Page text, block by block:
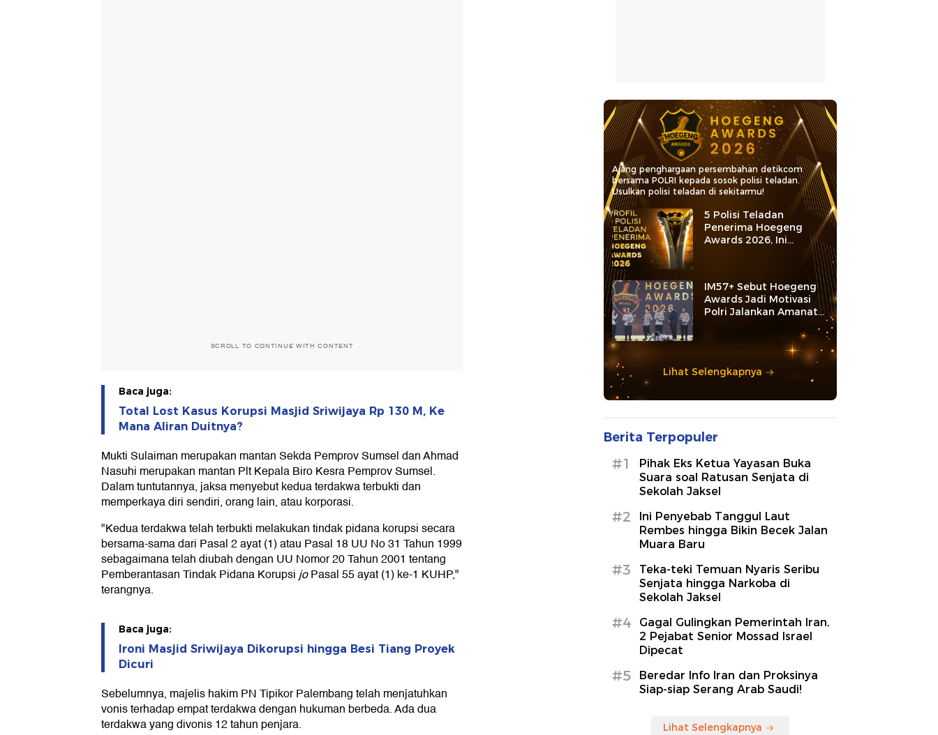
SCROLL TO CONTINUE WITH CONTENT
Baca juga:
Total Lost Kasus Korupsi Masjid Sriwijaya Rp 130 M, Ke
Mana Aliran Duitnya?
Mukti Sulaiman merupakan mantan Sekda Pemprov Sumsel dan Ahmad
Nasuhi merupakan mantan Plt Kepala Biro Kesra Pemprov Sumsel.
Dalam tuntutannya, jaksa menyebut kedua terdakwa terbukti dan
memperkaya diri sendiri, orang lain, atau korporasi.
"Kedua terdakwa telah terbukti melakukan tindak pidana korupsi secara
bersama-sama dari Pasal 2 ayat (1) atau Pasal 18 UU No 31 Tahun 1999
sebagaimana telah diubah dengan UU Nomor 20 Tahun 2001 tentang
Pemberantasan Tindak Pidana KorupsijoPasal 55 ayat (1) ke-1 KUHP,"
terangnya.
Baca juga:
Ironi Masjid Sriwijaya Dikorupsi hingga Besi Tiang Proyek
Dicuri
Sebelumnya, majelis hakim PN Tipikor Palembang telah menjatuhkan
vonis terhadap empat terdakwa dengan hukuman berbeda. Ada dua
terdakwa yang divonis 12 tahun penjara.
Ajang penghargaan persembahan detikcom
bersama POLRI kepada sosok polisi teladan.
Usulkan polisi teladan di sekitarmu!
5 Polisi Teladan
Penerima Hoegeng
Awards 2026, Ini
Kategori dan Kiprahnya
IM57+ Sebut Hoegeng
Awards Jadi Motivasi
Polri Jalankan Amanat
Lihat Selengkapnya
Berita Terpopuler
#1
Pihak Eks Ketua Yayasan Buka
Suara soal Ratusan Senjata di
Sekolah Jaksel
#2
Ini Penyebab Tanggul Laut
Rembes hingga Bikin Becek Jalan
Muara Baru
#3
Teka-teki Temuan Nyaris Seribu
Senjata hingga Narkoba di
Sekolah Jaksel
#4
Gagal Gulingkan Pemerintah Iran,
2 Pejabat Senior Mossad Israel
Dipecat
#5
Beredar Info Iran dan Proksinya
Siap-siap Serang Arab Saudi!
Lihat Selengkapnya